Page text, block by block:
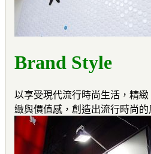
Brand Style
以享受現代流行時尚生活，精
緻與價值感，創造出流行時尚的